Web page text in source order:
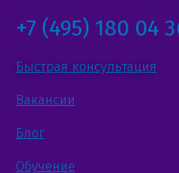
+7 (495) 180 04
Быстрая консультация
Вакансии
Блог
Обучение